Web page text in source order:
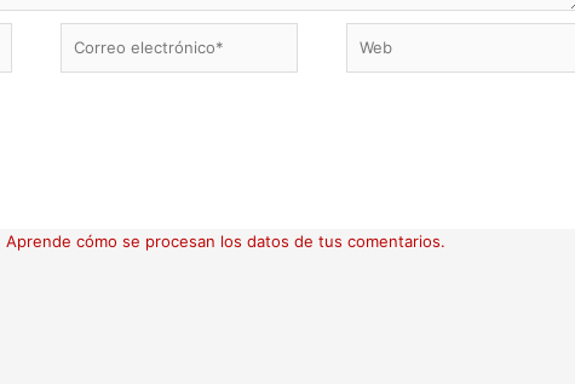
electrónico*
Aprende cómo se procesan los datos de tus comentarios.